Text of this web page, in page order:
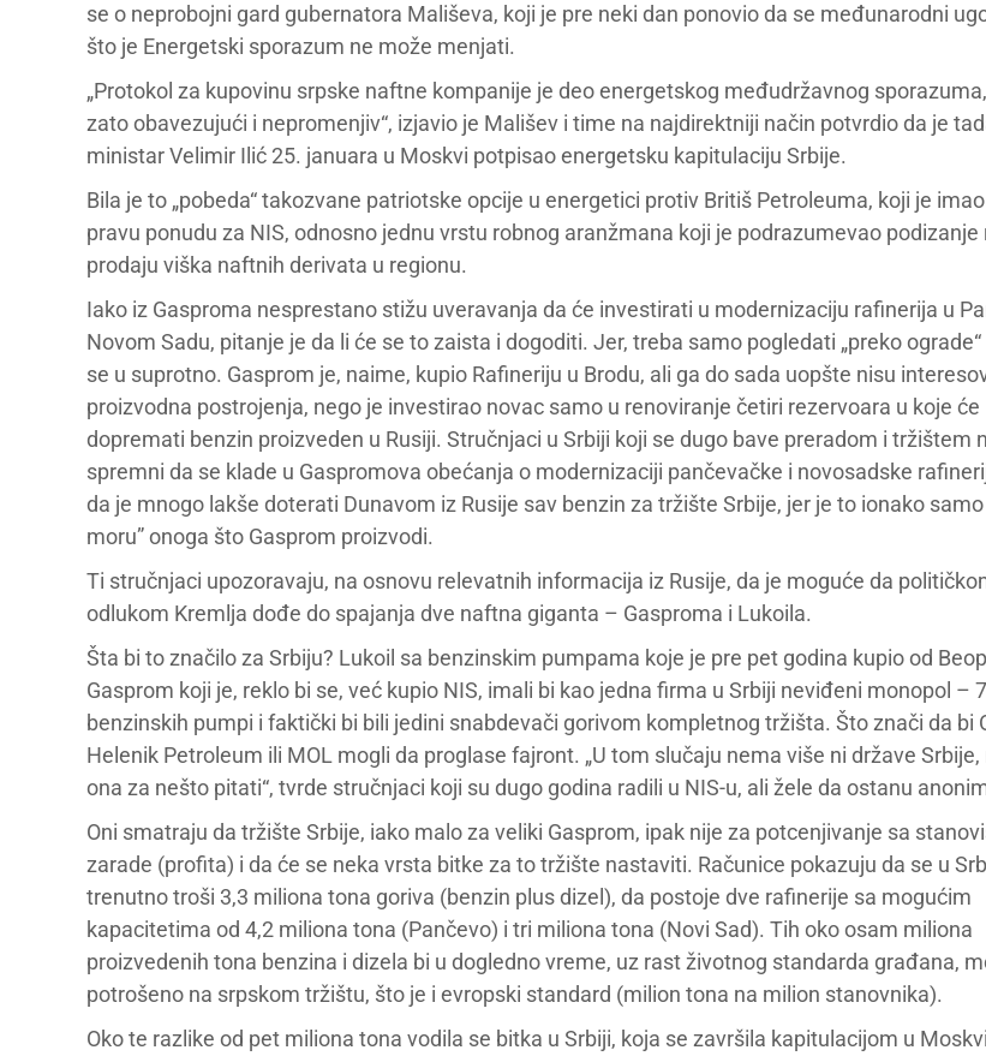
se o neprobojni gard gubernatora Mališeva, koji je pre neki dan ponovio da se međunarodni
što je Energetski sporazum ne može menjati.
„Protokol za kupovinu srpske naftne kompanije je deo energetskog međudržavnog
zato obavezujući i nepromenjiv“, izjavio je Mališev i time na najdirektniji način potvrdio da je
ministar Velimir Ilić 25. januara u Moskvi potpisao energetsku kapitulaciju Srbije.
Bila je to „pobeda“ takozvane patriotske opcije u energetici protiv Britiš Petroleuma, koji je
pravu ponudu za NIS, odnosno jednu vrstu robnog aranžmana koji je podrazumevao podizanje
prodaju viška naftnih derivata u regionu.
Iako iz Gasproma nesprestano stižu uveravanja da će investirati u modernizaciju rafinerija u
Novom Sadu, pitanje je da li će se to zaista i dogoditi. Jer, treba samo pogledati „preko
se u suprotno. Gasprom je, naime, kupio Rafineriju u Brodu, ali ga do sada uopšte nisu
proizvodna postrojenja, nego je investirao novac samo u renoviranje četiri rezervoara u koje će
dopremati benzin proizveden u Rusiji. Stručnjaci u Srbiji koji se dugo bave preradom i tržištem
spremni da se klade u Gaspromova obećanja o modernizaciji pančevačke i novosadske
da je mnogo lakše doterati Dunavom iz Rusije sav benzin za tržište Srbije, jer je to ionako samo
moru” onoga što Gasprom proizvodi.
Ti stručnjaci upozoravaju, na osnovu relevatnih informacija iz Rusije, da je moguće da
odlukom Kremlja dođe do spajanja dve naftna giganta – Gasproma i Lukoila.
Šta bi to značilo za Srbiju? Lukoil sa benzinskim pumpama koje je pre pet godina kupio od
Gasprom koji je, reklo bi se, već kupio NIS, imali bi kao jedna firma u Srbiji neviđeni monopol –
benzinskih pumpi i faktički bi bili jedini snabdevači gorivom kompletnog tržišta. Što znači da bi
Helenik Petroleum ili MOL mogli da proglase fajront. „U tom slučaju nema više ni države Srbije,
ona za nešto pitati“, tvrde stručnjaci koji su dugo godina radili u NIS-u, ali žele da ostanu
Oni smatraju da tržište Srbije, iako malo za veliki Gasprom, ipak nije za potcenjivanje sa
zarade (profita) i da će se neka vrsta bitke za to tržište nastaviti. Računice pokazuju da se u
trenutno troši 3,3 miliona tona goriva (benzin plus dizel), da postoje dve rafinerije sa mogućim
kapacitetima od 4,2 miliona tona (Pančevo) i tri miliona tona (Novi Sad). Tih oko osam miliona
proizvedenih tona benzina i dizela bi u dogledno vreme, uz rast životnog standarda građana,
potrošeno na srpskom tržištu, što je i evropski standard (milion tona na milion stanovnika).
Oko te razlike od pet miliona tona vodila se bitka u Srbiji, koja se završila kapitulacijom u